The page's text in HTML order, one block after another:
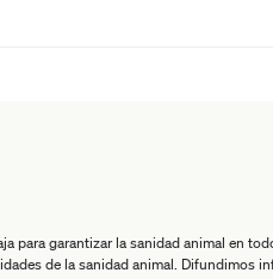
para garantizar la sanidad animal en
de la sanidad animal. Difundimos